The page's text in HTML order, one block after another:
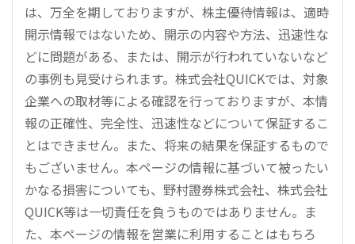
は、万全を期しておりますが、株主優待情報は、適時
開示情報ではないため、開示の内容や方法、迅速性な
どに問題がある、または、開示が行われていないなど
の事例も見受けられます。株式会社QUICKでは、対象
企業への取材等による確認を行っておりますが、本情
報の正確性、完全性、迅速性などについて保証するこ
とはできません。また、将来の結果を保証するもので
もございません。本ページの情報に基づいて被ったい
かなる損害についても、野村證券株式会社、株式会社
QUICK等は一切責任を負うものではありません。ま
た、本ページの情報を営業に利用することはもちろ